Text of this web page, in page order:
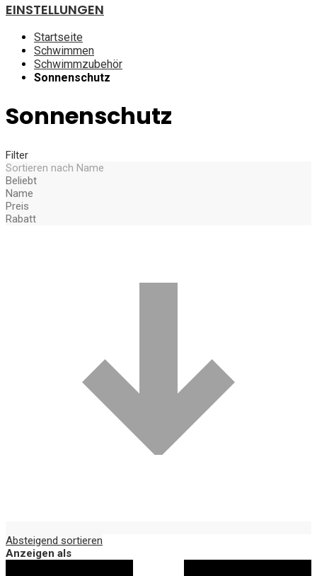
EINSTELLUNGEN
Startseite
Schwimmen
Schwimmzubehör
Sonnenschutz
Sonnenschutz
Filter
Sortieren nach Name
Beliebt
Name
Preis
Rabatt
Absteigend sortieren
Anzeigen als